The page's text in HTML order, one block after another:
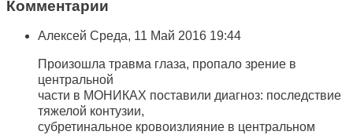
Комментарии
Алексей Среда, 11 Май 2016 19:44
Произошла травма глаза, пропало зрение в
центральной
части в МОНИКАХ поставили диагноз: последствие
тяжелой контузии,
субретинальное кровоизлияние в центральном